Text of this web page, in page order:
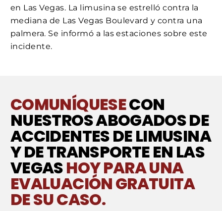
en Las Vegas. La limusina se estrelló contra la
mediana de Las Vegas Boulevard y contra una
palmera. Se informó a las estaciones sobre este
incidente.
COMUNÍQUESECON
NUESTROS ABOGADOS DE
ACCIDENTES DE LIMUSINA
Y DE TRANSPORTE EN LAS
VEGASHOY PARA UNA
EVALUACIÓN GRATUITA
DE SU CASO.